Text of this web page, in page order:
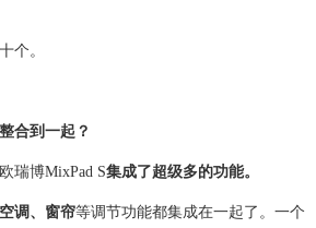
个。
合到一起？
瑞博MixPad S集成了超级多的功能。
调、窗帘等调节功能都集成在一起了。一个